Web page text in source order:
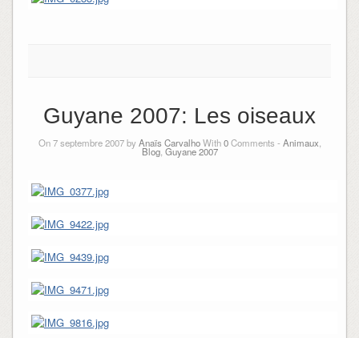
Guyane 2007: Les oiseaux
On 7 septembre 2007 byAnaïs CarvalhoWith0Comments - Animaux
Blog, Guyane 2007